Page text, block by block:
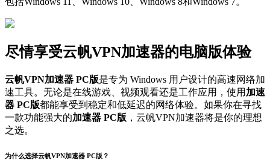
尽情享受云帆VPN加速器的电脑版体验
云帆VPN加速器 PC版是专为 Windows 用户设计的高速网络加
速工具。无论是在线游戏、视频观看还是工作应用，使用 加速
器 PC版都能享受到稳定和低延迟的网络体验。如果你在寻找
一款功能强大的加速器 PC版 ，云帆VPN加速器将是你的理想
之选。
为什么选择云帆VPN加速器 PC版？